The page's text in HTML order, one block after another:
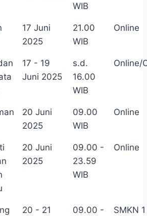
WIB
17 Juni
2025
21.00
WIB
Online
17 - 19
Juni 2025
s.d.
16.00
WIB
Online/
20 Juni
2025
09.00
WIB
Online
20 Juni
2025
09.00 -
23.59
WIB
Online
20 - 21
09.00 -
SMKN 1